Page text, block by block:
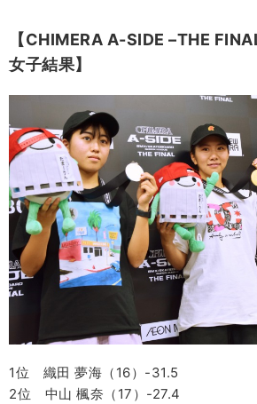
【CHIMERA A-SIDE –THE
女子結果】
1位 織田 夢海（16）-31.5
2位 中山 楓奈（17）-27.4